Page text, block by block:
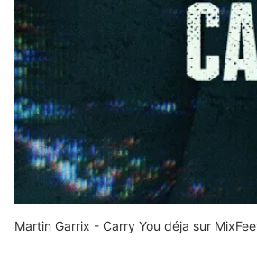
Martin Garrix - Carry You déja sur